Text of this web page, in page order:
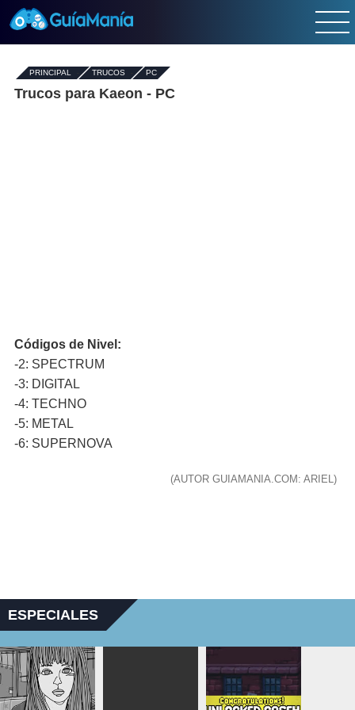
PRINCIPAL - TRUCOS- PC
Trucos para Kaeon - PC
Códigos de Nivel:
-2: SPECTRUM
-3: DIGITAL
-4: TECHNO
-5: METAL
-6: SUPERNOVA
(AUTOR GUIAMANIA.COM: ARIEL)
ESPECIALES